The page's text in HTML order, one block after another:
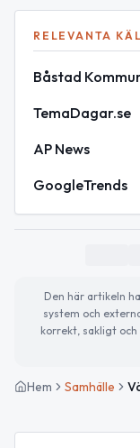
RELEVANTA
Båstad
TemaDagar.se
AP News
GoogleTrends
Den här artikeln
system och
korrekt, sakligt
Hem Samhälle